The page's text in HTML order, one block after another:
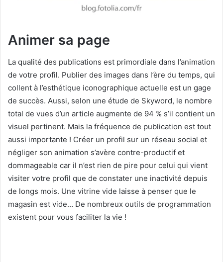
Animer sa page
La qualité des publications est primordiale dans l’animation
de votre profil. Publier des images dans l’ère du temps, qui
collent à l’esthétique iconographique actuelle est un gage
de succès. Aussi, selon une étude de Skyword, le nombre
total de vues d’un article augmente de 94 % s’il contient un
visuel pertinent. Mais la fréquence de publication est tout
aussi importante ! Créer un profil sur un réseau social et
négliger son animation s’avère contre-productif et
dommageable car il n’est rien de pire pour celui qui vient
visiter votre profil que de constater une inactivité depuis
de longs mois. Une vitrine vide laisse à penser que le
magasin est vide… De nombreux outils de programmation
existent pour vous faciliter la vie !